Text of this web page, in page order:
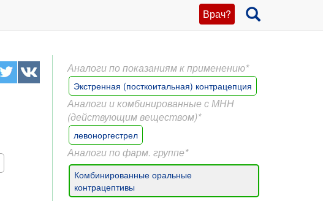
Врач?
Аналоги по показаниям к применению*
Экстренная (посткоитальная) контрацепция
Аналоги и комбинированные с МНН
(действующим веществом)*
левоноргестрел
Аналоги по фарм. группе*
Комбинированные оральные
контрацептивы